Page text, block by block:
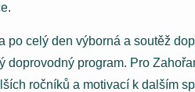
po celý den výborná a soutěž
doprovodný program. Pro
ročníků a motivací k dalším